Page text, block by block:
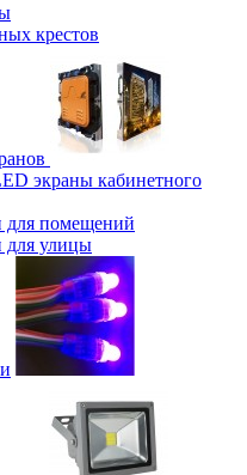
крестов
экраны кабинетного
для помещений
для улицы